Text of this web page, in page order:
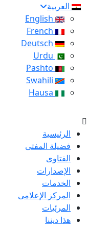
العربية
English
French
Deutsch
Pashto
Swahili
Hausa
الرئيسية
فضيلة المفتى
الفتاوى
الإصدارات
الخدمات
المركز الإعلامى
المرئيات
هذا ديننا